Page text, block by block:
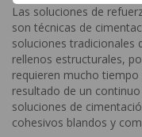
Las soluciones de
son técnicas de
soluciones tradicionales
rellenos estructurales,
requieren mucho tiempo
resultado de un
soluciones de
cohesivos blandos y